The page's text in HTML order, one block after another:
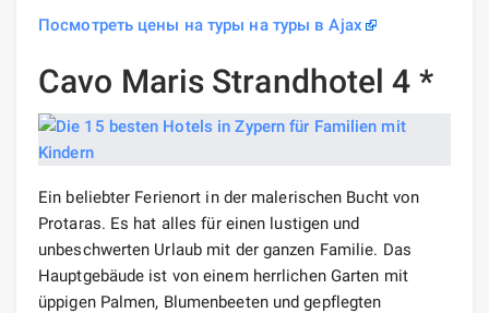
Посмотреть цены на туры на туры в Ajax
Cavo Maris Strandhotel 4 *
Ein beliebter Ferienort in der malerischen Bucht von
Protaras. Es hat alles für einen lustigen und
unbeschwerten Urlaub mit der ganzen Familie. Das
Hauptgebäude ist von einem herrlichen Garten mit
üppigen Palmen, Blumenbeeten und gepflegten